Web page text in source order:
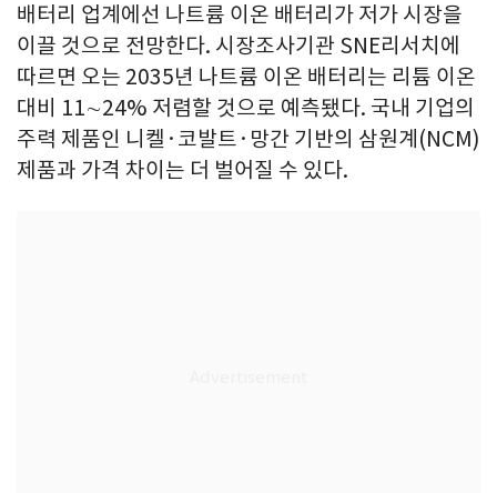
배터리 업계에선 나트륨 이온 배터리가 저가 시장을
이끌 것으로 전망한다. 시장조사기관 SNE리서치에
따르면 오는 2035년 나트륨 이온 배터리는 리튬 이온
대비 11∼24% 저렴할 것으로 예측됐다. 국내 기업의
주력 제품인 니켈·코발트·망간 기반의 삼원계(NCM)
제품과 가격 차이는 더 벌어질 수 있다.